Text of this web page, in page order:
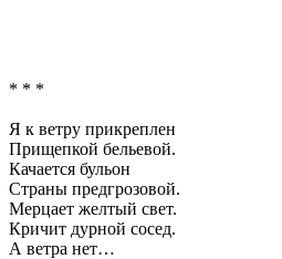
* * *
Я к ветру прикреплен
Прищепкой бельевой.
Качается бульон
Страны предгрозовой.
Мерцает желтый свет.
Кричит дурной сосед.
А ветра нет…